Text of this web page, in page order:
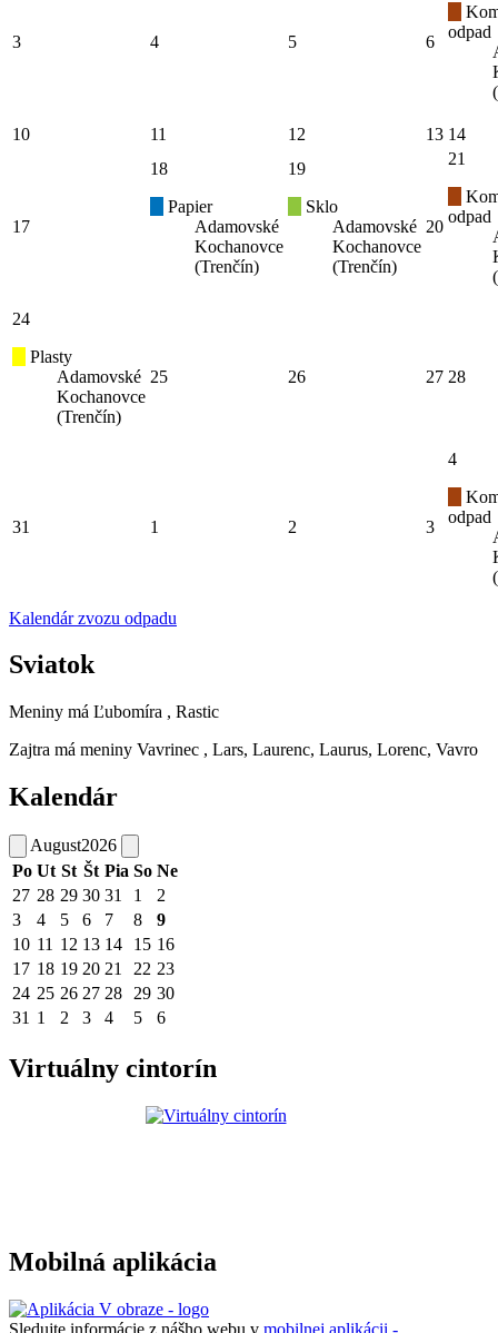
3 4 5 6
odpad
10 11 12 13 14
17
18
Papier
Adamovské
Kochanovce
(Trenčín)
19
Sklo
Adamovské
Kochanovce
(Trenčín)
20
21
odpad
24
Plasty
Adamovské
Kochanovce
(Trenčín)
25 26 27 28
31 1 2 3
4
odpad
Kalendár zvozu odpadu
Sviatok
Meniny má Ľubomíra , Rastic
Zajtra má meniny Vavrinec , Lars, Laurenc, Laurus, Lorenc, Vavro
Kalendár
August2026
Po Ut St Št Pia So Ne
27 28 29 30 31 1
2
3
4 5 6 7 8
9
10 11 12 13 14 15 16
17 18 19 20 21 22 23
24 25 26 27 28 29 30
31 1 2 3 4 5 6
Virtuálny cintorín
Mobilná aplikácia
Sledujte informácie z nášho webu v mobilnej aplikácii -